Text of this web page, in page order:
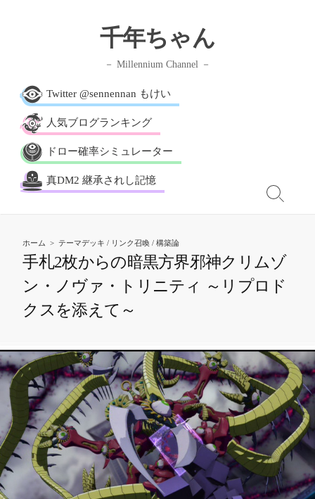
千年ちゃん
Millennium Channel
Twitter @sennennan もけい
人気ブログランキング
ドロー確率シミュレーター
真DM2 継承されし記憶
ホーム >テーマデッキ / リンク召喚 /構築論
手札2枚からの暗黒方界邪神クリムゾ
ン・ノヴァ・トリニティ ～リプロド
クスを添えて～